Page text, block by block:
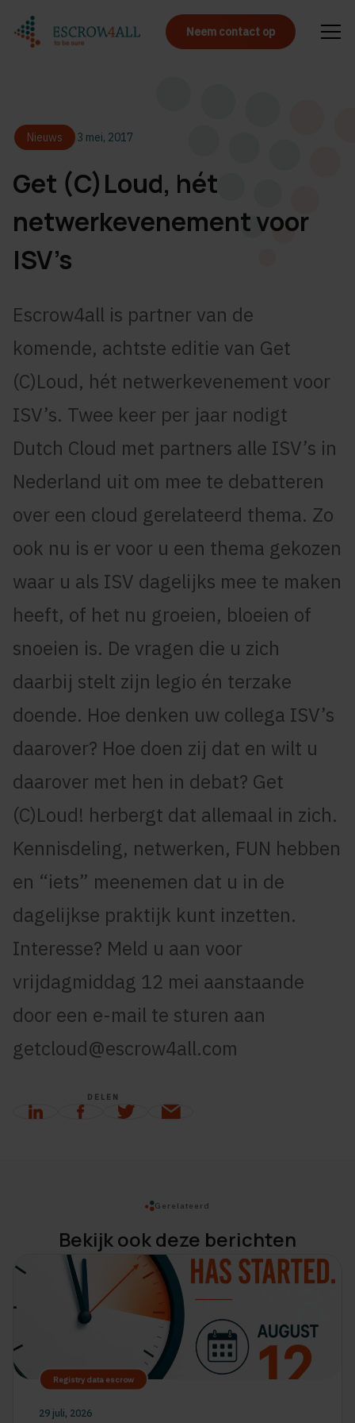
Neem contact op
Nieuws 3 mei, 2017
Get (C)Loud, hét
netwerkevenement voor
ISV’s
Escrow4all is partner van de
komende, achtste editie van Get
(C)Loud, hét netwerkevenement voor
ISV’s. Twee keer per jaar nodigt
Dutch Cloud met partners alle ISV’s in
Nederland uit om mee te debatteren
over een cloud gerelateerd thema. Zo
ook nu is er voor u een thema gekozen
waar u als ISV dagelijks mee te maken
heeft, of het nu groeien, bloeien of
snoeien is. De vragen die u zich
daarbij stelt zijn legio én terzake
doende. Hoe denken uw collega ISV’s
daarover? Hoe doen zij dat en wilt u
daarover met hen in debat? Get
(C)Loud! herbergt dat allemaal in zich.
Kennisdeling, netwerken, FUN hebben
en “iets” meenemen dat u in de
dagelijkse praktijk kunt inzetten.
Interesse? Meld u aan voor
vrijdagmiddag 12 mei aanstaande
door een e-mail te sturen aan
getcloud@escrow4all.com
DELEN
Gerelateerd
Bekijk ook deze berichten
Registry data escrow
29 juli, 2026